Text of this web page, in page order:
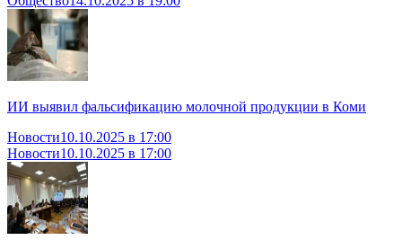
ИИ выявил фальсификацию молочной продукции в Коми
Новости10.10.2025 в 17:00
Новости10.10.2025 в 17:00